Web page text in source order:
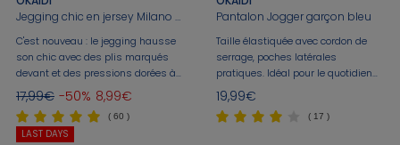
Jegging chic en jersey Milano noir fille
C'est nouveau : le jegging hausse
son chic avec des plis marqués
devant et des pressions dorées à
la taille. Jambes fuselées, coupe
skinny. Taille élastiquée, tour de
taille ajustable. Coutures ton sur
ton.
17,99€ -50% 8,99€
( 60 )
LAST DAYS
Pantalon Jogger garçon bleu
Taille élastiquée avec cordon de
serrage, poches latérales
pratiques. Idéal pour le quotidien
ou les activités sportives.
19,99€
( 17 )